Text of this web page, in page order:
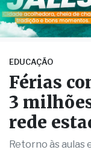
EDUCAÇÃO
Férias
3
rede
Retorno às aulas